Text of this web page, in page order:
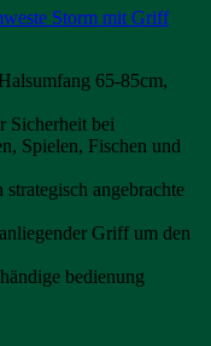
Storm mit Griff
65-85cm,
Sicherheit bei
Spielen, Fischen und
angebrachte
Griff um den
bedienung